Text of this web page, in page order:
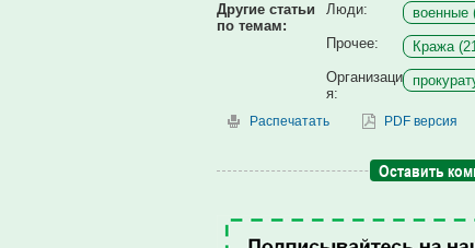
Другие статьи
по темам:
Люди:
военные
Прочее:
Кража
Организаци
я:
Распечатать PDF версия
Оставить